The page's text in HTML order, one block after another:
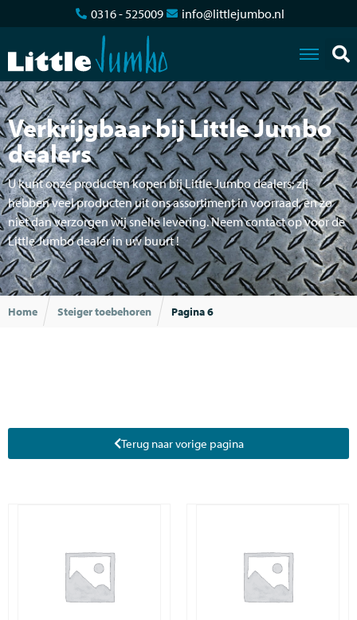
0316 - 525009 info@littlejumbo.nl
Verkrijgbaar bij Little Jumbo
dealers
U kunt onze producten kopen bij Little Jumbo dealers; zij
hebben veel producten uit ons assortiment in voorraad, en zo
niet dan verzorgen wij snelle levering. Neem contact op voor de
Little Jumbo dealer in uw buurt !
Home Steiger toebehoren Pagina 6
Terug naar vorige pagina